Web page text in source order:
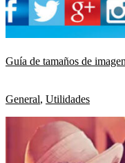
Guía de tamaños de
General, Utilidades